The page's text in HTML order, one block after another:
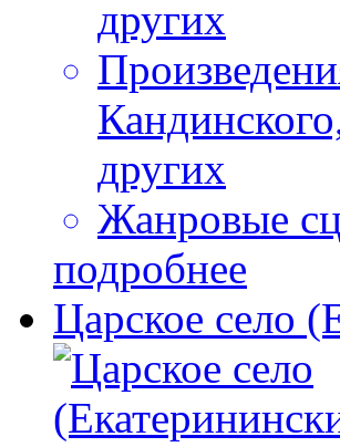
других
других
Жанровые
подробнее
Царское село